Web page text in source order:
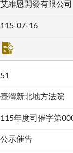
艾維恩開發有限公司
115-07-16
51
臺灣新北地方法院
115年度司催字第
公示催告